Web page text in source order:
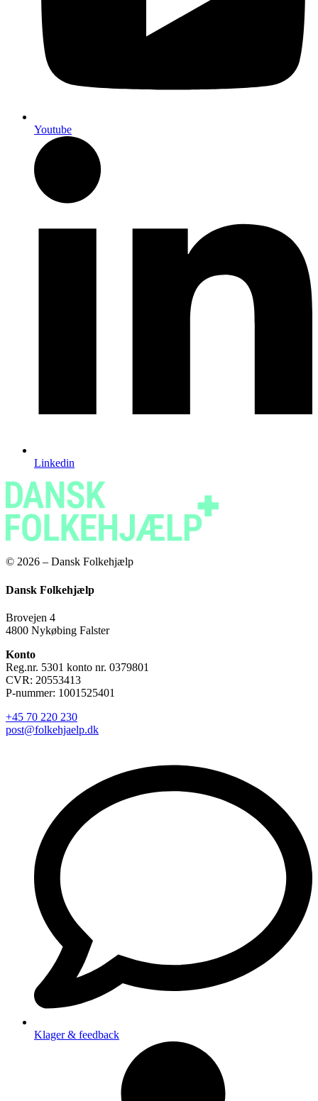
Youtube
Linkedin
© 2026 – Dansk Folkehjælp
Dansk Folkehjælp
Brovejen 4
4800 Nykøbing Falster
Konto
Reg.nr. 5301 konto nr. 0379801
CVR: 20553413
P-nummer: 1001525401
+45 70 220 230
post@folkehjaelp.dk
Klager & feedback